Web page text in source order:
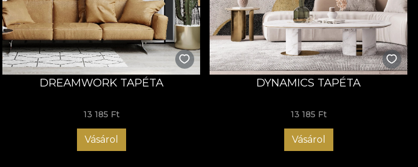
DREAMWORK TAPÉTA
13 185 Ft
Vásárol
DYNAMICS TAPÉTA
13 185 Ft
Vásárol